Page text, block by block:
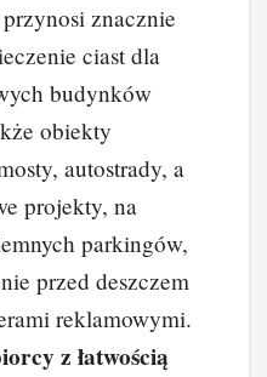
znacznie
ciast dla
budynków
obiekty
autostrady, a
projekty, na
parkingów,
przed deszczem
reklamowymi.
z łatwością